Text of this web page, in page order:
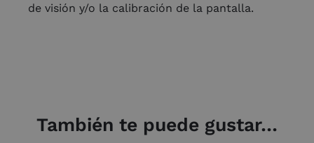
de visión y/o la calibración de la pantalla.
También te puede gustar…